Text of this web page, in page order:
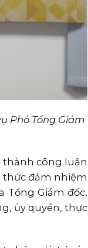
Phó Tổng Giám
thành công luận
thức đảm nhiệm
Tổng Giám đốc,
ủy quyền, thực